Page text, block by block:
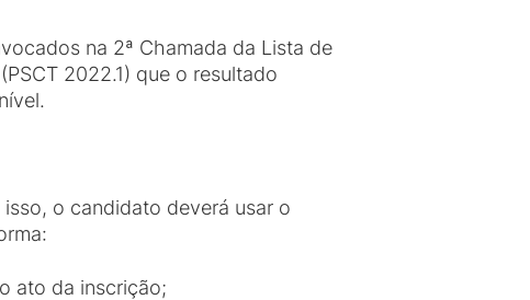
na 2ª Chamada da Lista de
2022.1) que o resultado
o candidato deverá usar o
ato da inscrição;